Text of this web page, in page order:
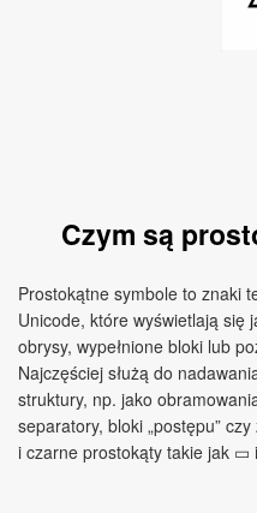
Czym są
Prostokątne symbole to znaki
Unicode, które wyświetlają się
obrysy, wypełnione bloki lub
Najczęściej służą do
struktury, np. jako
separatory, bloki „postępu”
i czarne prostokąty takie jak